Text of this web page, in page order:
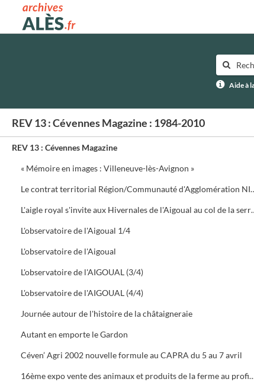
Archives municipales d'Alès
Aide à
REV 13 : Cévennes Magazine : 1984-2010
REV 13 : Cévennes Magazine
« Mémoire en images : Villeneuve-lès-Avignon »
Le contrat territorial
L'aigle royal s'invite aux
L'observatoire de l'Aigoual 1/4
L'observatoire de l'Aigoual
L'observatoire de l'AIGOUAL (3/4)
L'observatoire de l'AIGOUAL (4/4)
Journée autour de l'histoire de la châtaigneraie
Autant en emporte le Gardon
Céven’ Agri 2002 nouvelle formule au CAPRA du 5 au 7 avril
16ème expo vente des animaux et produits de la ferme au profit